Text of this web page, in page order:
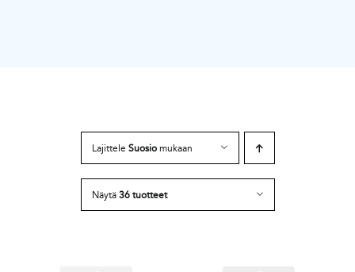
Lajittele Suosiomukaan
Näytä36 tuotteet